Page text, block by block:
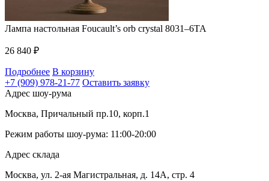
Лампа настольная Foucault’s orb crystal 8031–6TA
26 840 ₽
Подробнее В корзину
+7 (909) 978-21-77 Оставить заявку
Адрес шоу-рума
Москва, Причальный пр.10, корп.1
Режим работы шоу-рума: 11:00-20:00
Адрес склада
Москва, ул. 2-ая Магистральная, д. 14А, стр. 4